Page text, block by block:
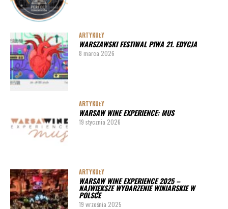
ARTYKUŁY
WARSZAWSKI FESTIWAL PIWA 21. EDYCJA
8 marca 2026
ARTYKUŁY
WARSAW WINE EXPERIENCE: MUS
19 stycznia 2026
ARTYKUŁY
WARSAW WINE EXPERIENCE 2025 –
NAJWIĘKSZE WYDARZENIE WINIARSKIE W
POLSCE
19 września 2025